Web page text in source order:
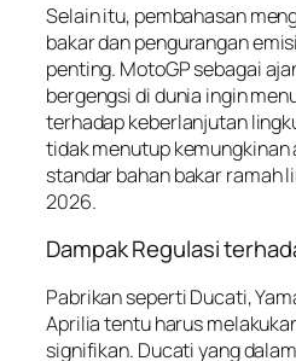
Selain itu, pembahasan
bakar dan pengurangan
penting. MotoGP sebagai
bergengsi di dunia ingin
terhadap keberlanjutan
tidak menutup kemungkinan
standar bahan bakar ramah
2026.
Dampak Regulasi
Pabrikan seperti Ducati,
Aprilia tentu harus
signifikan. Ducati yang